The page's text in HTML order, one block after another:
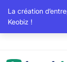
La création
Keobiz !